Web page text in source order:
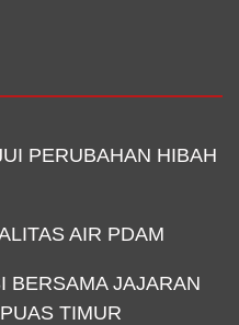
PERUBAHAN HIBAH
AIR PDAM
BERSAMA JAJARAN
TIMUR